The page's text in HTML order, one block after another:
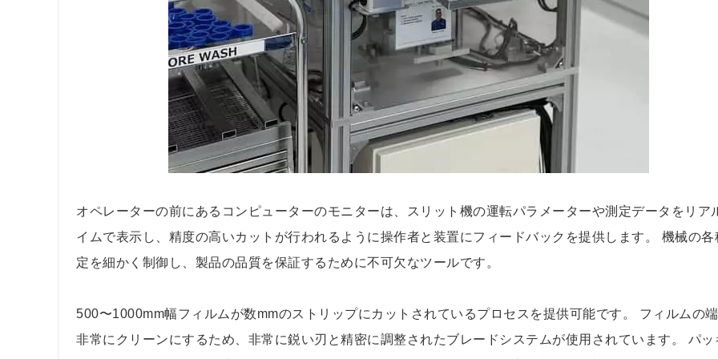
オペレーターの前にあるコンピューターのモニターは、スリット機の運転パラメーターや測定データをリア
イムで表示し、精度の高いカットが行われるように操作者と装置にフィードバックを提供します。 機械の各
定を細かく制御し、製品の品質を保証するために不可欠なツールです。
500〜1000mm幅フィルムが数mmのストリップにカットされているプロセスを提供可能です。 フィルムの
非常にクリーンにするため、非常に鋭い刃と精密に調整されたブレードシステムが使用されています。 パッ